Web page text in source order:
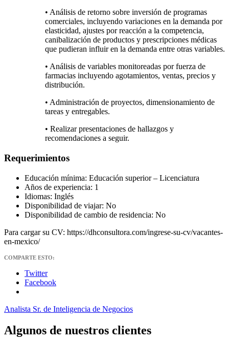
• Análisis de retorno sobre inversión de programas
comerciales, incluyendo variaciones en la demanda por
elasticidad, ajustes por reacción a la competencia,
canibalización de productos y prescripciones médicas
que pudieran influir en la demanda entre otras variables.
• Análisis de variables monitoreadas por fuerza de
farmacias incluyendo agotamientos, ventas, precios y
distribución.
• Administración de proyectos, dimensionamiento de
tareas y entregables.
• Realizar presentaciones de hallazgos y
recomendaciones a seguir.
Requerimientos
Educación mínima: Educación superior – Licenciatura
Años de experiencia: 1
Idiomas: Inglés
Disponibilidad de viajar: No
Disponibilidad de cambio de residencia: No
Para cargar su CV: https://dhconsultora.com/ingrese-su-cv/vacantes-
en-mexico/
COMPARTE ESTO:
Twitter
Facebook
Analista Sr. de Inteligencia de Negocios
Algunos de nuestros clientes